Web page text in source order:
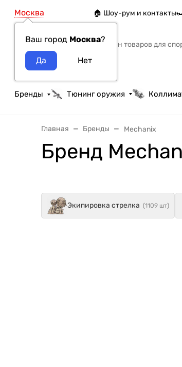
Москва
Ваш город Москва?
🏠 Шоу-рум и контакты
Интернет-магазин товаров для
тактики и охоты
Бренды Тюнинг оружия
Главная Бренды Mechanix
Бренд
Экипировка стрелка (1109 шт)